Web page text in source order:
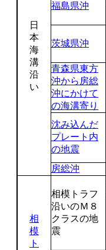
日
本
海
溝
沿
い
福島県沖
茨城県沖
青森県東方
沖から房総
沖にかけて
の海溝寄り
沈み込んだ
プレート内
の地震
房総沖
相
模
ト
相模トラフ
沿いのＭ８
クラスの地
震